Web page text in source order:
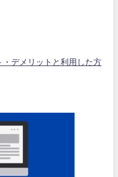
・デメリットと利用した方